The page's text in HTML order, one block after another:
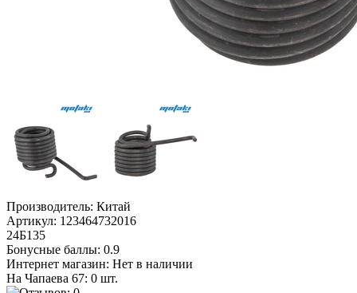
Производитель: Китай
Артикул: 123464732016
24Б135
Бонусные баллы: 0.9
Интернет магазин: Нет в наличии
На Чапаева 67: 0 шт.